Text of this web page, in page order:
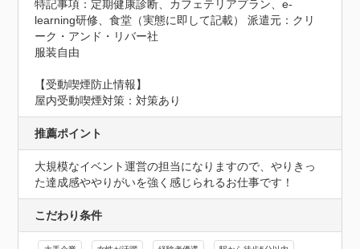
特記事項：定期健康診断、カフェテリアプラン、e-
learning研修、食堂（実態に即して記載） 派遣元：クリ
ーク・アンド・リバー社
服装自由
【受動喫煙防止情報】
屋内受動喫煙対策：対策あり
推薦ポイント
大規模なイベント運営の担当になりますので、やりきっ
た達成感ややりがいを強く感じられるお仕事です！
こだわり条件